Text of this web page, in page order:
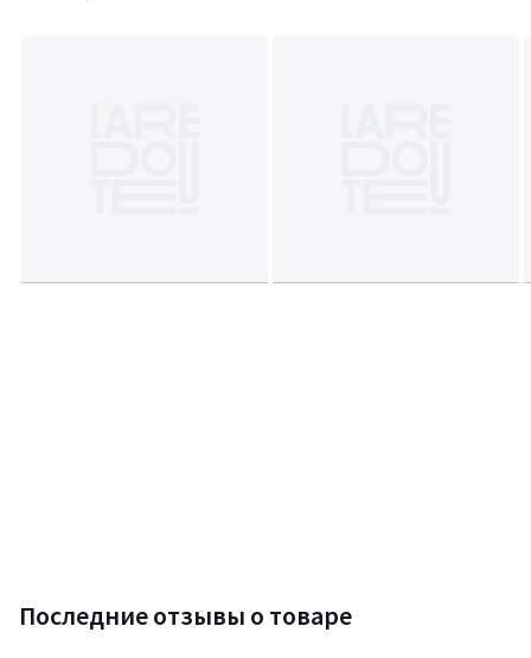
Последние отзывы о товаре